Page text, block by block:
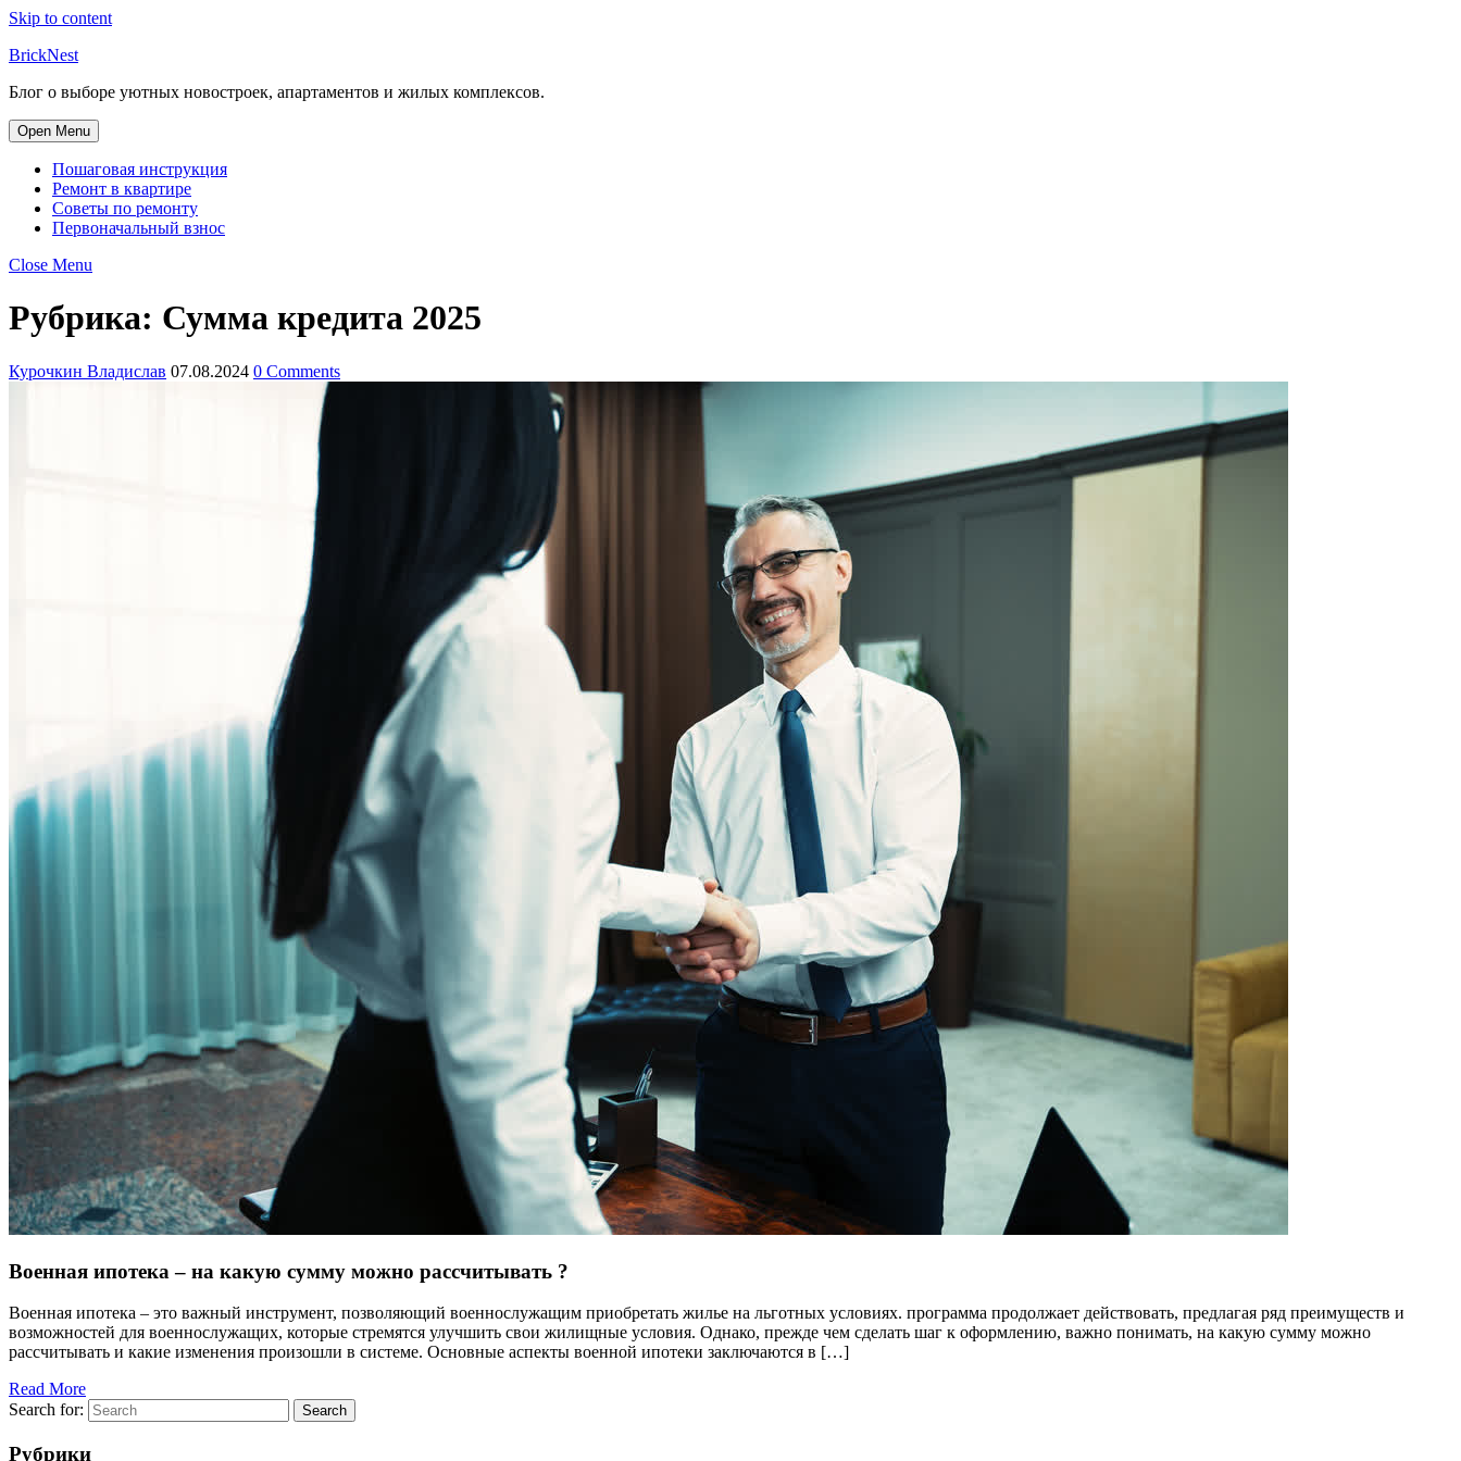
Skip to content
BrickNest
Блог о выборе уютных новостроек, апартаментов и жилых комплексов.
Open Menu
Пошаговая инструкция
Ремонт в квартире
Советы по ремонту
Первоначальный взнос
Close Menu
Рубрика: Сумма кредита 2025
Курочкин Владислав 07.08.2024 0 Comments
Военная ипотека – на какую сумму можно рассчитывать ?
Военная ипотека – это важный инструмент, позволяющий военнослужащим приобретать жилье на льготных условиях. программа продолжает действовать, предлагая ряд преимуществ и
возможностей для военнослужащих, которые стремятся улучшить свои жилищные условия. Однако, прежде чем сделать шаг к оформлению, важно понимать, на какую сумму можно
рассчитывать и какие изменения произошли в системе. Основные аспекты военной ипотеки заключаются в […]
Read More
Search for:
Search
Рубрики